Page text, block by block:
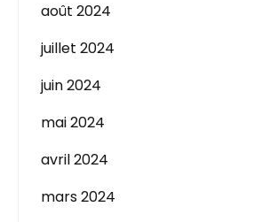
août 2024
juillet 2024
juin 2024
mai 2024
avril 2024
mars 2024